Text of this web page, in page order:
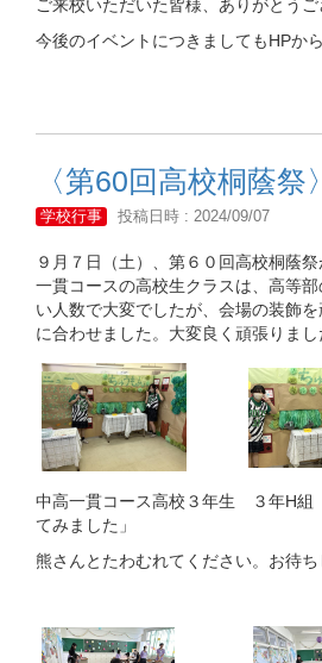
ご来校いただいた皆様、ありがとうご
今後のイベントにつきましてもHPか
〈第60回高校桐蔭祭〉
学校行事 投稿日時 : 2024/09/07
９月７日（土）、第６０回高校桐蔭
一貫コースの高校生クラスは、高等
い人数で大変でしたが、会場の装飾
に合わせました。大変良く頑張りまし
中高一貫コース高校３年生 ３年H組
てみました」
熊さんとたわむれてください。お待ち